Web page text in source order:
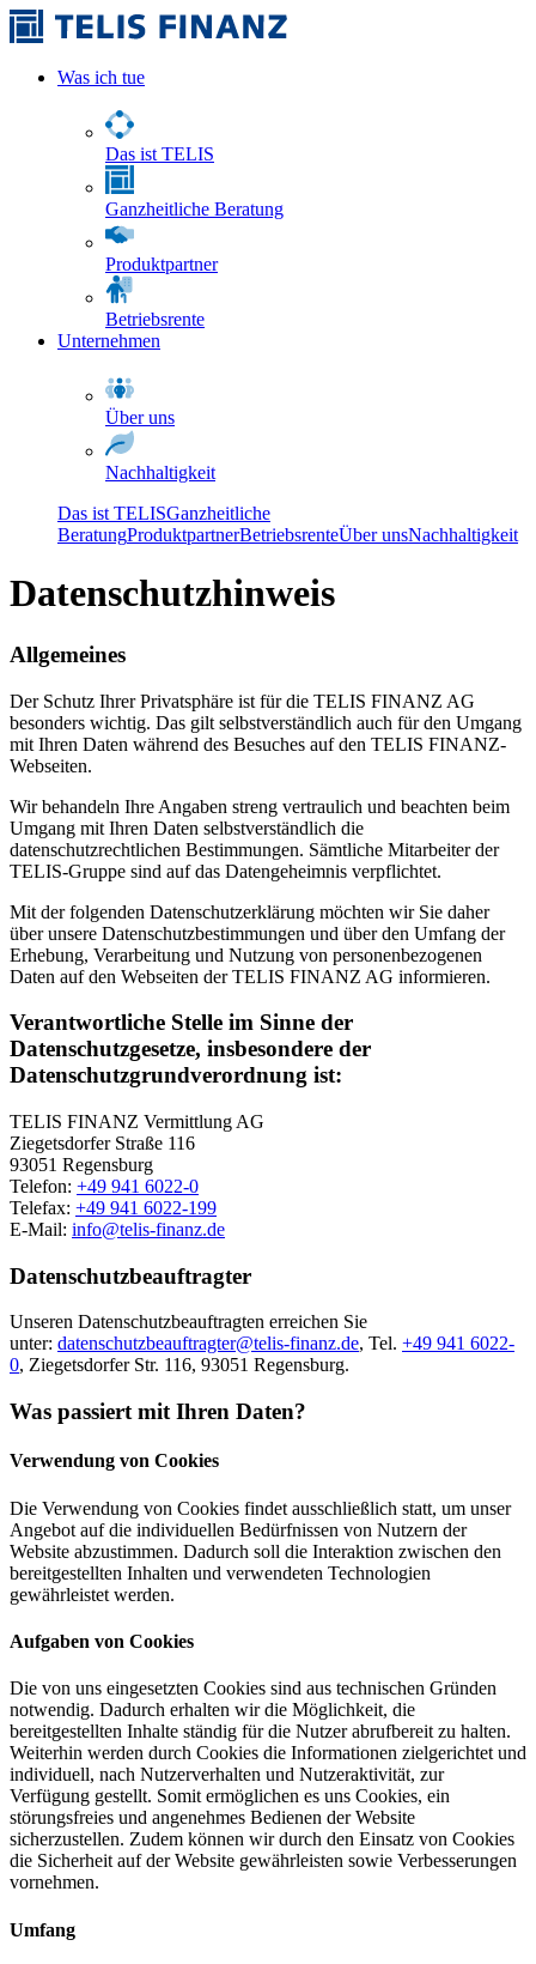
Was ich tue
Das ist TELIS
Ganzheitliche Beratung
Produktpartner
Betriebsrente
Unternehmen
Über uns
Nachhaltigkeit
Das ist TELISGanzheitliche
BeratungProduktpartnerBetriebsrenteÜber unsNachhaltigkeit
Datenschutzhinweis
Allgemeines
Der Schutz Ihrer Privatsphäre ist für die TELIS FINANZ AG
besonders wichtig. Das gilt selbstverständlich auch für den Umgang
mit Ihren Daten während des Besuches auf den TELIS FINANZ-
Webseiten.
Wir behandeln Ihre Angaben streng vertraulich und beachten beim
Umgang mit Ihren Daten selbstverständlich die
datenschutzrechtlichen Bestimmungen. Sämtliche Mitarbeiter der
TELIS-Gruppe sind auf das Datengeheimnis verpflichtet.
Mit der folgenden Datenschutzerklärung möchten wir Sie daher
über unsere Datenschutzbestimmungen und über den Umfang der
Erhebung, Verarbeitung und Nutzung von personenbezogenen
Daten auf den Webseiten der TELIS FINANZ AG informieren.
Verantwortliche Stelle im Sinne der
Datenschutzgesetze, insbesondere der
Datenschutzgrundverordnung ist:
TELIS FINANZ Vermittlung AG
Ziegetsdorfer Straße 116
93051 Regensburg
Telefon: +49 941 6022-0
Telefax: +49 941 6022-199
E-Mail: info@telis-finanz.de
Datenschutzbeauftragter
Unseren Datenschutzbeauftragten erreichen Sie
unter: datenschutzbeauftragter@telis-finanz.de, Tel. +49 941 6022-
0, Ziegetsdorfer Str. 116, 93051 Regensburg.
Was passiert mit Ihren Daten?
Verwendung von Cookies
Die Verwendung von Cookies findet ausschließlich statt, um unser
Angebot auf die individuellen Bedürfnissen von Nutzern der
Website abzustimmen. Dadurch soll die Interaktion zwischen den
bereitgestellten Inhalten und verwendeten Technologien
gewährleistet werden.
Aufgaben von Cookies
Die von uns eingesetzten Cookies sind aus technischen Gründen
notwendig. Dadurch erhalten wir die Möglichkeit, die
bereitgestellten Inhalte ständig für die Nutzer abrufbereit zu halten.
Weiterhin werden durch Cookies die Informationen zielgerichtet und
individuell, nach Nutzerverhalten und Nutzeraktivität, zur
Verfügung gestellt. Somit ermöglichen es uns Cookies, ein
störungsfreies und angenehmes Bedienen der Website
sicherzustellen. Zudem können wir durch den Einsatz von Cookies
die Sicherheit auf der Website gewährleisten sowie Verbesserungen
vornehmen.
Umfang